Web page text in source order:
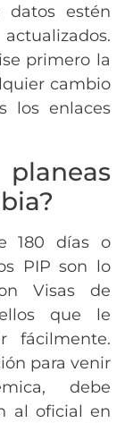
datos estén
primero la
cambio
los enlaces
180 días o
PIP son lo
Visas de
que le
fácilmente.
para venir
debe
al oficial en